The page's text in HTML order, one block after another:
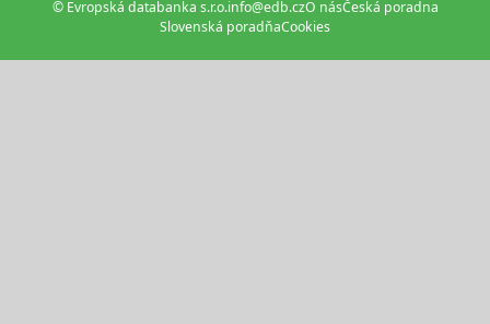
© Evropská databanka s.r.o.info@edb.czO násČeská poradna
Slovenská poradňaCookies